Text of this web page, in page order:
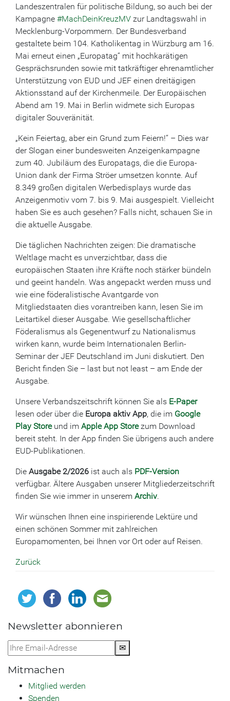
Landeszentralen für politische Bildung, so auch bei der
Kampagne #MachDeinKreuzMV zur Landtagswahl in
Mecklenburg-Vorpommern. Der Bundesverband
gestaltete beim 104. Katholikentag in Würzburg am 16.
Mai erneut einen „Europatag“ mit hochkarätigen
Gesprächsrunden sowie mit tatkräftiger ehrenamtlicher
Unterstützung von EUD und JEF einen dreitägigen
Aktionsstand auf der Kirchenmeile. Der Europäischen
Abend am 19. Mai in Berlin widmete sich Europas
digitaler Souveränität.
„Kein Feiertag, aber ein Grund zum Feiern!“ – Dies war
der Slogan einer bundesweiten Anzeigenkampagne
zum 40. Jubiläum des Europatags, die die Europa-
Union dank der Firma Ströer umsetzen konnte. Auf
8.349 großen digitalen Werbedisplays wurde das
Anzeigenmotiv vom 7. bis 9. Mai ausgespielt. Vielleicht
haben Sie es auch gesehen? Falls nicht, schauen Sie in
die aktuelle Ausgabe.
Die täglichen Nachrichten zeigen: Die dramatische
Weltlage macht es unverzichtbar, dass die
europäischen Staaten ihre Kräfte noch stärker bündeln
und geeint handeln. Was angepackt werden muss und
wie eine föderalistische Avantgarde von
Mitgliedstaaten dies vorantreiben kann, lesen Sie im
Leitartikel dieser Ausgabe. Wie gesellschaftlicher
Föderalismus als Gegenentwurf zu Nationalismus
wirken kann, wurde beim Internationalen Berlin-
Seminar der JEF Deutschland im Juni diskutiert. Den
Bericht finden Sie – last but not least – am Ende der
Ausgabe.
Unsere Verbandszeitschrift können Sie als E-Paper
lesen oder über die Europa aktiv App, die im Google
Play Storeund im Apple App Storezum Download
bereit steht. In der App finden Sie übrigens auch andere
EUD-Publikationen.
Die Ausgabe 2/2026 ist auch als PDF-Version
verfügbar. Ältere Ausgaben unserer Mitgliederzeitschrift
finden Sie wie immer in unserem Archiv.
Wir wünschen Ihnen eine inspirierende Lektüre und
einen schönen Sommer mit zahlreichen
Europamomenten, bei Ihnen vor Ort oder auf Reisen.
Zurück
Newsletter abonnieren
✉
Mitmachen
Mitglied werden
Spenden